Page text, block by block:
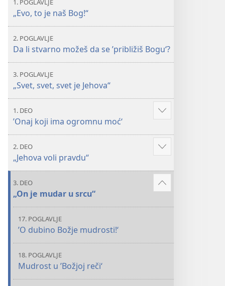
1. POGLAVLJE
„Evo, to je naš Bog!“
2. POGLAVLJE
Da li stvarno možeš da se ’približiš Bogu‘?
3. POGLAVLJE
„Svet, svet, svet je Jehova“
1. DEO
’Onaj koji ima ogromnu moć‘ Više
2. DEO
„Jehova voli pravdu“ Više
3. DEO
„On je mudar u srcu“ Više
17. POGLAVLJE
’O dubino Božje mudrosti!‘
18. POGLAVLJE
Mudrost u ’Božjoj reči‘